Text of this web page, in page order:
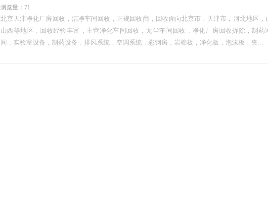
浏览量：71
北京天津净化厂房回收，洁净车间回收，正规回收商，回收面向北京市，天津市，河北地区，
山西等地区，回收经验丰富，主营净化车间回收，无尘车间回收，净化厂房回收拆除，制药
间，实验室设备，制药设备，排风系统，空调系统，彩钢房，岩棉板，净化板，泡沫板，夹…